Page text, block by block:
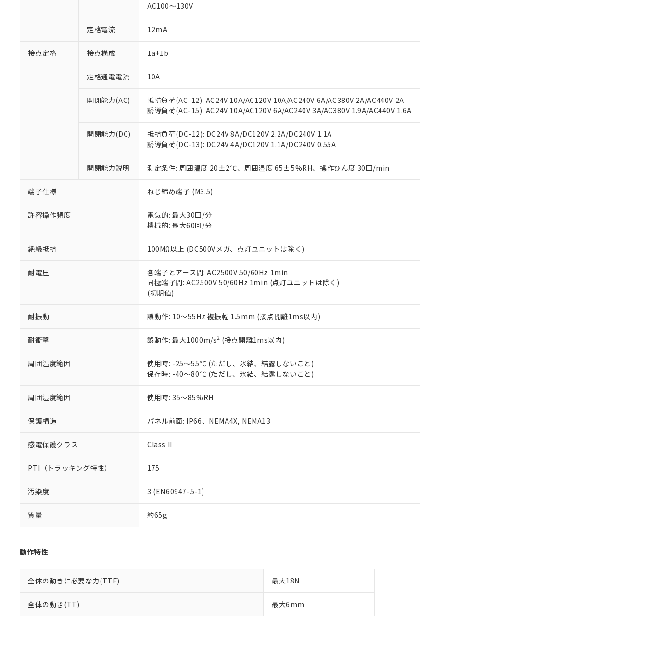
AC100～130V
定格電流 12mA
接点定格 接点構成 1a+1b
定格通電電流 10A
開閉能力(AC)
抵抗負荷(AC-12): AC24V 10A/AC120V 10A/AC240V 6A/AC380V 2A/AC440V 2A
誘導負荷(AC-15): AC24V 10A/AC120V 6A/AC240V 3A/AC380V 1.9A/AC440V 1.6A
開閉能力(DC)
抵抗負荷(DC-12): DC24V 8A/DC120V 2.2A/DC240V 1.1A
誘導負荷(DC-13): DC24V 4A/DC120V 1.1A/DC240V 0.55A
開閉能力説明 測定条件: 周囲温度 20±2℃、周囲湿度 65±5%RH、操作ひん度 30回/min
端子仕様 ねじ締め端子 (M3.5)
許容操作頻度
電気的: 最大30回/分
機械的: 最大60回/分
絶縁抵抗 100MΩ以上 (DC500Vメガ、点灯ユニットは除く)
耐電圧
各端子とアース間: AC2500V 50/60Hz 1min
同極端子間: AC2500V 50/60Hz 1min (点灯ユニットは除く)
(初期値)
耐振動 誤動作: 10～55Hz 複振幅 1.5mm (接点開離1ms以内)
耐衝撃 誤動作: 最大1000m/s2 (接点開離1ms以内)
周囲温度範囲
使用時: -25～55℃ (ただし、氷結、結露しないこと)
保存時: -40～80℃ (ただし、氷結、結露しないこと)
周囲湿度範囲 使用時: 35～85%RH
保護構造 パネル前面: IP66、NEMA4X, NEMA13
感電保護クラス Class II
PTI（トラッキング特性） 175
汚染度 3 (EN60947-5-1)
質量 約65g
動作特性
全体の動きに必要な力(TTF) 最大18N
全体の動き(TT) 最大6mm
ご利用条件
以下の条件をお読みいただき、同意のうえご利用ください。
くものです。
当社制御機器事業取扱商品の中には、本サービスの対象外となる商品もあることをご了承ください。
在庫状況および標準価格照会結果は、記載している更新日時点での社内データに基づき作成されるも
のであり、閲覧された時点での実際の在庫および標準価格とは異なる場合があることをご了承くださ
い。
正式な納期状況および標準価格はお客様のお取引先、またはお客様担当のオムロン制御機器販売店・
当社販売員にご相談ください。
オムロン制御機器販売店や当社販売拠点は「 販売ネットワーク
」をご確認ください。
在庫状況および標準価格結果を当社の事前の承諾なく第三者に漏洩または開示しないようお願いしま
す。
マイパーツ機能（部品リスト作成サービス）をご利用いただくには、I-Webメンバーズにご登録され
お客様が当ウェブサイト上で当社にご登録された部品リストについて、当社および当社の共同利用者
が、当社の製品・サービスに関するお客様との取引・商談に必要な範囲で利用することをご了承くだ
さい。
※当社の共同利用者とは、"個人情報の共同利用に関して"
いる法人を指します。
対応済み：EU RoHS指令（10物質）の非含有に対応した製品が提供可能な商品です。
調査・確認中：EU RoHS指令（10物質）の非含有の対応状況を調査中または確認中の商品です。
非該当品：ライセンス料など無形物で、有害物質有無と関係のない商品です。
仕入先様の事情により、非含有部品としていたものが、含有品と判明した場合などやむを得ず変更すること
があります。
六価クロム(Cr(Ⅵ)) 1000ppm以下、ポリ臭化ビフェニル類(PBB) 1000ppm以下、ポリ臭化ジフェニルエーテル類(PBDE) 1000ppm以下、
フタル酸ビス(2-エチルヘキシル) (DEHP)(別名：DOP) 1000ppm以下、フタル酸ブチルベンジル（BBP） 1000ppm以下、フタル酸ジブチ
ル（DBP） 1000ppm以下、フタル酸ジイソブチル (DIBP) 1000ppm以下
但し、RoHS指令で産業用監視および制御機器に対する適用除外項目は除く。
※2 対応予定月
部品在庫の切り替え状況などにより、予定月が前後することがあります。
※3 非含有証明書ダウンロード
下記の非含有証明書をダウンロードすることができます。
EU RoHS指令（10物質）の非含有証明書
51物質の非含有証明書（当社基準）
※本証明書は発行日時点で非含有を証明するもので、過去に遡って非含有を証明するものではありません。
また、RoHS指令のフタル酸エステル類４物質の対応では、対応完了までの期間は出荷製品に未対応品が
混在することから備考欄に対応日を記載しておりました。
既に当社にて対応品への在庫切替を完了していることから、特段のことがない限り、2022年1月12日よ
り割愛しております。
※1 中国RoHS○×表
「×」：最大均質材料含有率が中国RoHSの基準値を超えていることを示します。
「－」：未確認です。当社販売部門へお問い合わせください。
*中国RoHS10物質の基準値 (GB/T26572)：
DBP(フタル酸ジブチル) : 1000ppm、 DIBP(フタル酸ジイソブチル) : 1000ppm、 BBP(フタル酸ブチルベンジル) : 1000ppm、
DEHP(フタル酸ビス(2-エチルヘキシル)) : 1000ppm
※2 環境保護使用期限
「ｅ」：有害物質（10物質）のすべてが基準値以下であることを示します。
「10」：通常の使用状況下において有害物質が外部に漏えいし、環境に深刻な影響を及ぼさない年数を意
味します。
「－」：未確認です。当社販売部門へお問い合わせください。
う）を輸出または国外への提供する場合は、日本国政府の輸出許可(または役務取引許可)を取得する
などの必要な手続きをとります。
当社は規制貨物を破棄する場合は、完全に破砕するなど、違法に輸出されないよう必要な手段を講じ
当社は貴社製品を、核兵器、ミサイル、化学兵器、生物兵器またはその他武器並びにこれらの製造装
置等に一切使用いたしません。
当社は、貴社製品を第三者に販売する場合は、上記1、2および3の内容を当該第三者に通知します。
また当社は、販売先および販売に係わる関係者が違法に輸出するおそれがある場合は、取り引きをい
たしません。
記
号
説明
○ 一定数以上の在庫あり
△ 一定数には満たないが在庫あり
－
在庫なし(最新の在庫状況については、お客様のお取引先、またはお客様担当のオムロン制御
機器販売店・当社販売員にご確認ください)
空
白
受注生産機種、また在庫状況の情報を公開していない機種